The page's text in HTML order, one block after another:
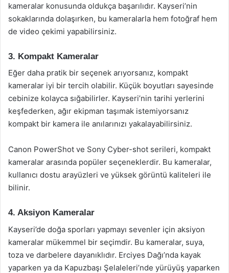
kameralar konusunda oldukça başarılıdır. Kayseri’nin
sokaklarında dolaşırken, bu kameralarla hem fotoğraf hem
de video çekimi yapabilirsiniz.
3. Kompakt Kameralar
Eğer daha pratik bir seçenek arıyorsanız, kompakt
kameralar iyi bir tercih olabilir. Küçük boyutları sayesinde
cebinize kolayca sığabilirler. Kayseri’nin tarihi yerlerini
keşfederken, ağır ekipman taşımak istemiyorsanız
kompakt bir kamera ile anılarınızı yakalayabilirsiniz.
Canon PowerShot ve Sony Cyber-shot serileri, kompakt
kameralar arasında popüler seçeneklerdir. Bu kameralar,
kullanıcı dostu arayüzleri ve yüksek görüntü kaliteleri ile
bilinir.
4. Aksiyon Kameralar
Kayseri’de doğa sporları yapmayı sevenler için aksiyon
kameralar mükemmel bir seçimdir. Bu kameralar, suya,
toza ve darbelere dayanıklıdır. Erciyes Dağı’nda kayak
yaparken ya da Kapuzbaşı Şelaleleri’nde yürüyüş yaparken